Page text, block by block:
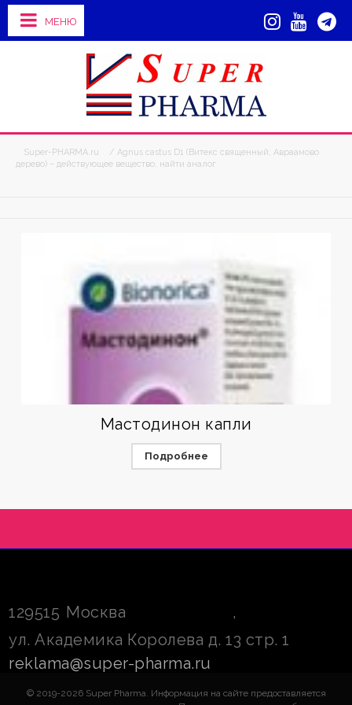
МЕНЮ
Super-PHARMA.ru
/ Agnus castus D1 (Витекс священный; Авраамово
дерево) – действующее вещество, найти аналог
Мастодинон капли
Подробнее
129515 Москва
,
ул. Академика Королева д. 13 стр. 1
reklama@super-pharma.ru
© 2019-2026 Super Pharma. Информация на сайте предоставляется